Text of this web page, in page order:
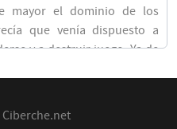
mayor el dominio de los
que venía dispuesto a
y a destruir juego. Ya de
Ciberche.net